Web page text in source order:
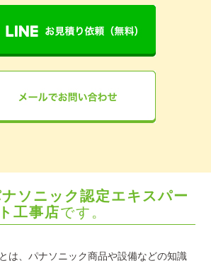
ソニック認定エキスパー
ト工事店です。
は、パナソニック商品や設備などの知識